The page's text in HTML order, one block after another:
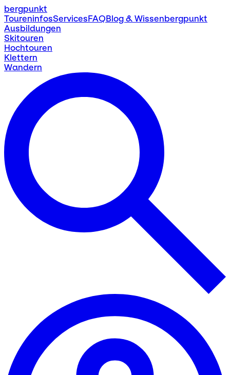
bergpunkt
ToureninfosServicesFAQBlog & Wissenbergpunkt
Ausbildungen
Skitouren
Hochtouren
Klettern
Wandern